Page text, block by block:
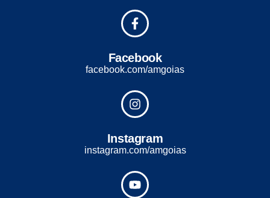
Facebook
facebook.com/amgoias
Instagram
instagram.com/amgoias